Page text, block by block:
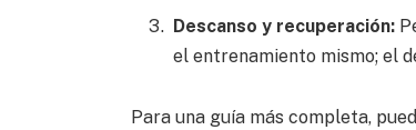
Descanso y recuperación:
el entrenamiento mismo; el
Para una guía más completa,